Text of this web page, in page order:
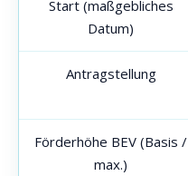
Start (maßgebliches
Datum)
Antragstellung
Förderhöhe BEV (Basis /
max.)